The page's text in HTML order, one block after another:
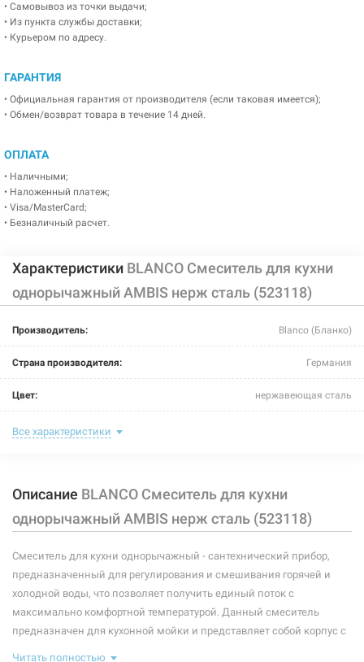
• Самовывоз из точки выдачи;
• Из пункта службы доставки;
• Курьером по адресу.
ГАРАНТИЯ
• Официальная гарантия от производителя (если таковая имеется);
• Обмен/возврат товара в течение 14 дней.
ОПЛАТА
• Наличными;
• Наложенный платеж;
• Visa/MasterCard;
• Безналичный расчет.
Характеристики BLANCO Смеситель для кухни
однорычажный AMBIS нерж сталь (523118)
Производитель: Blanco (Бланко)
Страна производителя: Германия
Цвет: нержавеющая сталь
Назначение смесителя:
Размер картриджа:
Тип конструкции: стандартный
Тип смесителя (крана): однорычажный
Материал корпуса смесителя (крана): нержавеющая сталь
Тип излива:
Все характеристики
Описание BLANCO Смеситель для кухни
однорычажный AMBIS нерж сталь (523118)
Смеситель для кухни однорычажный - сантехнический прибор,
предназначенный для регулирования и смешивания горячей и
холодной воды, что позволяет получить единый поток с
максимально комфортной температурой. Данный смеситель
предназначен для кухонной мойки и представляет собой корпус с
Читать полностью